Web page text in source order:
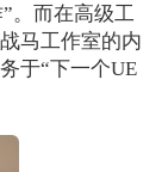
。而在高级工
马工作室的内
于“下一个UE